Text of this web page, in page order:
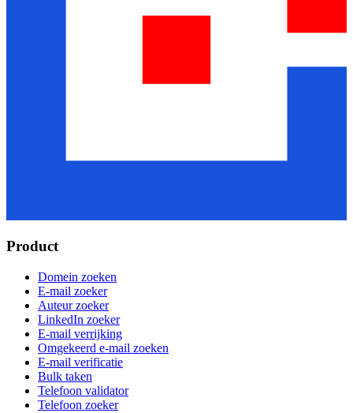
Product
Domein zoeken
E-mail zoeker
Auteur zoeker
LinkedIn zoeker
E-mail verrijking
Omgekeerd e-mail zoeken
E-mail verificatie
Bulk taken
Telefoon validator
Telefoon zoeker